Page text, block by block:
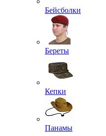
Бейсболки
Береты
Кепки
Панамы